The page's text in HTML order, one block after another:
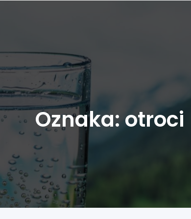
Oznaka:otroci